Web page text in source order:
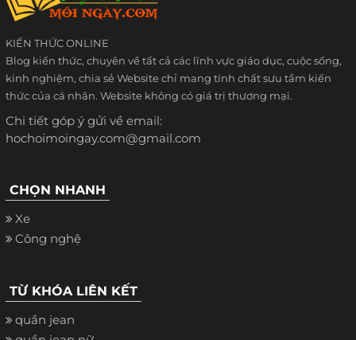
KIẾN THỨC ONLINE
Blog kiến thức, chuyên về tất cả các lĩnh vực giáo dục, cuộc sống,
kinh nghiệm, chia sẻ Website chỉ mang tính chất sưu tầm kiến
thức của cá nhân. Website không có giá trị thương mại.
Chi tiết góp ý gửi về email:
hochoimoingay.com@gmail.com
CHỌN NHANH
Xe
Công nghệ
TỪ KHÓA LIÊN KẾT
quần jean